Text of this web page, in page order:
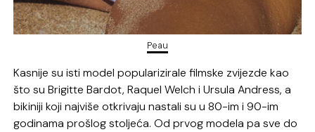
Peau
Kasnije su isti model popularizirale filmske zvijezde kao
što su Brigitte Bardot, Raquel Welch i Ursula Andress, a
bikiniji koji najviše otkrivaju nastali su u 80-im i 90-im
godinama prošlog stoljeća. Od prvog modela pa sve do